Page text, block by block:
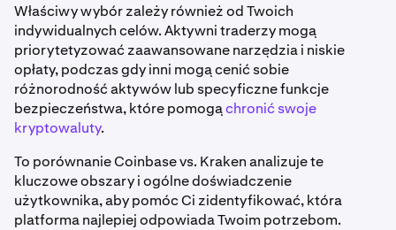
Właściwy wybór zależy również od Twoich
indywidualnych celów. Aktywni traderzy mogą
priorytetyzować zaawansowane narzędzia i niskie
opłaty, podczas gdy inni mogą cenić sobie
różnorodność aktywów lub specyficzne funkcje
bezpieczeństwa, które pomogąchronić swoje
kryptowaluty.
To porównanie Coinbase vs. Kraken analizuje te
kluczowe obszary i ogólne doświadczenie
użytkownika, aby pomóc Ci zidentyfikować, która
platforma najlepiej odpowiada Twoim potrzebom.